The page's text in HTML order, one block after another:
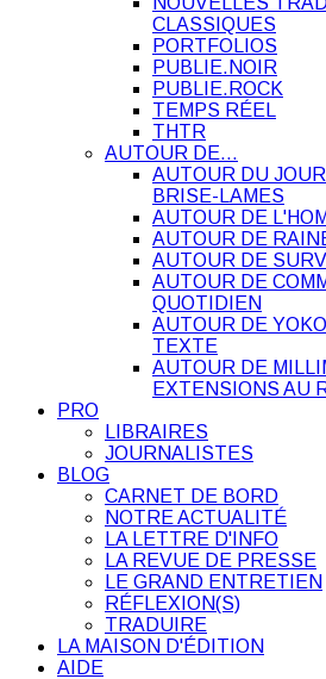
CLASSIQUES
PORTFOLIOS
PUBLIE.NOIR
PUBLIE.ROCK
TEMPS RÉEL
THTR
AUTOUR DE…
AUTOUR DU
BRISE-LAMES
AUTOUR DE
AUTOUR DE
AUTOUR DE
AUTOUR DE
QUOTIDIEN
AUTOUR DE
TEXTE
AUTOUR DE
EXTENSIONS AU
PRO
LIBRAIRES
JOURNALISTES
BLOG
CARNET DE BORD
NOTRE ACTUALITÉ
LA LETTRE D'INFO
LA REVUE DE PRESSE
LE GRAND ENTRETIEN
RÉFLEXION(S)
TRADUIRE
LA MAISON D'ÉDITION
AIDE